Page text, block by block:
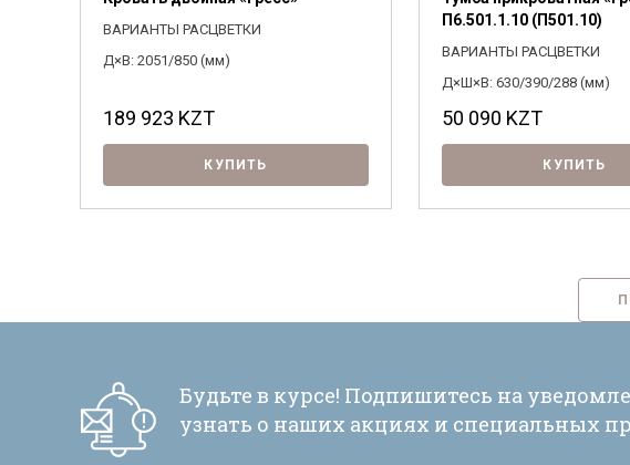
ВАРИАНТЫ РАСЦВЕТКИ
Д×В: 2051/850 (мм)
189 923 KZT
КУПИТЬ
П6.501.1.10 (П501.10)
ВАРИАНТЫ РАСЦВЕТКИ
Д×Ш×В: 630/390/288 (мм)
50 090 KZT
КУПИТЬ
Будьте в курсе! Подпишитесь на
узнать о наших акциях и специальных